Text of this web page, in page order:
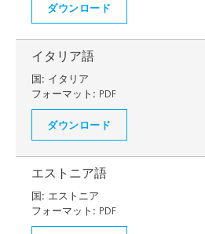
ダウンロード
イタリア語
国: イタリア
フォーマット: PDF
ダウンロード
エストニア語
国: エストニア
フォーマット: PDF